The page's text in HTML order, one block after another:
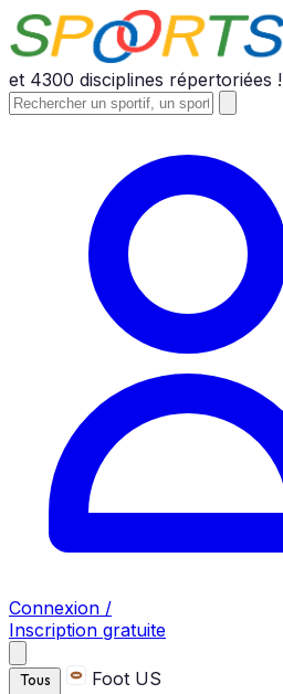
et 4300 disciplines répertoriées !
Connexion /
Inscription gratuite
Tous Foot US